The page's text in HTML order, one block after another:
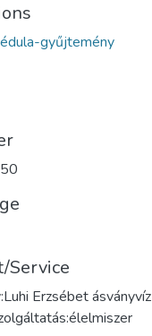
gyűjtemény
Service
Erzsébet ásványvíz